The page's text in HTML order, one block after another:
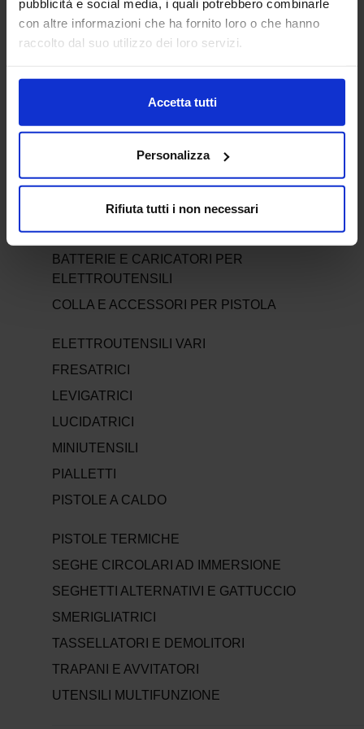
pubblicità e social media, i quali potrebbero combinarle
con altre informazioni che ha fornito loro o che hanno
raccolto dal suo utilizzo dei loro servizi.
Accetta tutti
Personalizza
Rifiuta tutti i non necessari
OFFERTE DEL MOMENTO
ELETTROUTENSILI
ACCESSORI MINIUTENSILI
ACCESSORI PER LEVIGATRICI
ACCESSORI PER MULTIFUNZIONE
ACCESSORI PER SEGHE E SEGHETTI
AFFILATURA
ASPIRATORI
BATTERIE E CARICATORI PER
ELETTROUTENSILI
COLLA E ACCESSORI PER PISTOLA
ELETTROUTENSILI VARI
FRESATRICI
LEVIGATRICI
LUCIDATRICI
MINIUTENSILI
PIALLETTI
PISTOLE A CALDO
PISTOLE TERMICHE
SEGHE CIRCOLARI AD IMMERSIONE
SEGHETTI ALTERNATIVI E GATTUCCIO
SMERIGLIATRICI
TASSELLATORI E DEMOLITORI
TRAPANI E AVVITATORI
UTENSILI MULTIFUNZIONE